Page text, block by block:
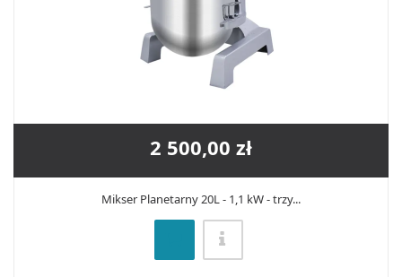
2 500,00 zł
Mikser Planetarny 20L - 1,1 kW - trzy...